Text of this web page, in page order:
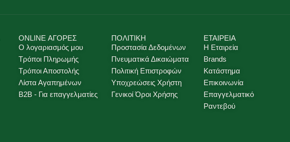
ONLINE ΑΓΟΡΕΣ
Ο λογαριασμός μου
Τρόποι Πληρωμής
Τρόποι Αποστολής
Λίστα Αγαπημένων
B2B - Για επαγγελματίες
ΠΟΛΙΤΙΚΗ
Προστασία Δεδομένων
Πνευματικά Δικαιώματα
Πολιτική Επιστροφών
Υποχρεώσεις Χρήστη
Γενικοί Όροι Χρήσης
ΕΤΑΙΡΕΙΑ
Η Εταιρεία
Brands
Κατάστημα
Επικοινωνία
Επαγγελματικό
Ραντεβού